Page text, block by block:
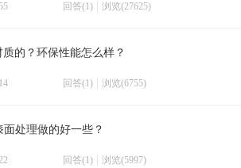
回答(1) 浏览(27625)
的？环保性能怎么样？
回答(1) 浏览(6755)
处理做的好一些？
回答(1) 浏览(5997)